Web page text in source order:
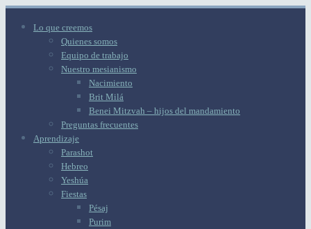
Lo que creemos
Quienes somos
Equipo de trabajo
Nuestro mesianismo
Nacimiento
Brit Milá
Benei Mitzvah – hijos del mandamiento
Preguntas frecuentes
Aprendizaje
Parashot
Hebreo
Yeshúa
Fiestas
Pésaj
Purim